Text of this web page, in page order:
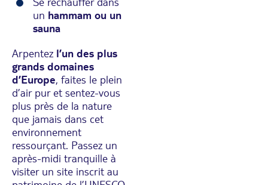
un hammam ou un
sauna
Arpentez l’un des plus
grands domaines
d’Europe, faites le plein
d’air pur et sentez-vous
plus près de la nature
que jamais dans cet
environnement
ressourçant. Passez un
après-midi tranquille à
visiter un site inscrit au